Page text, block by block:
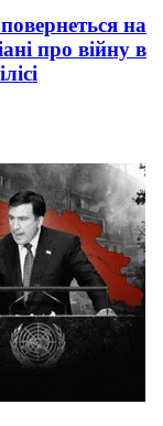
на
про війну в